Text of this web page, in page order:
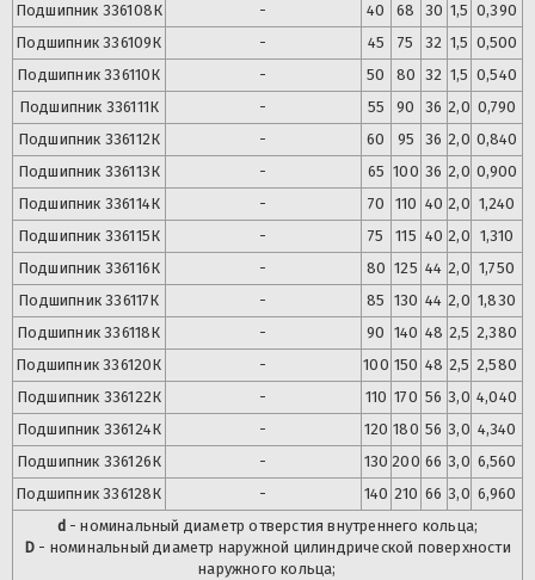
Подшипник 336108К - 40 68 30 1,5 0,390
Подшипник 336109К - 45 75 32 1,5 0,500
Подшипник 336110К - 50 80 32 1,5 0,540
Подшипник 336111К - 55 90 36 2,0 0,790
Подшипник 336112К - 60 95 36 2,0 0,840
Подшипник 336113К - 65 100 36 2,0 0,900
Подшипник 336114К - 70 110 40 2,0 1,240
Подшипник 336115К - 75 115 40 2,0 1,310
Подшипник 336116К - 80 125 44 2,0 1,750
Подшипник 336117К - 85 130 44 2,0 1,830
Подшипник 336118К - 90 140 48 2,5 2,380
Подшипник 336120К - 100 150 48 2,5 2,580
Подшипник 336122К - 110 170 56 3,0 4,040
Подшипник 336124К - 120 180 56 3,0 4,340
Подшипник 336126К - 130 200 66 3,0 6,560
Подшипник 336128К - 140 210 66 3,0 6,960
d - номинальный диаметр отверстия внутреннего кольца;
D - номинальный диаметр наружной цилиндрической поверхности
наружного кольца;